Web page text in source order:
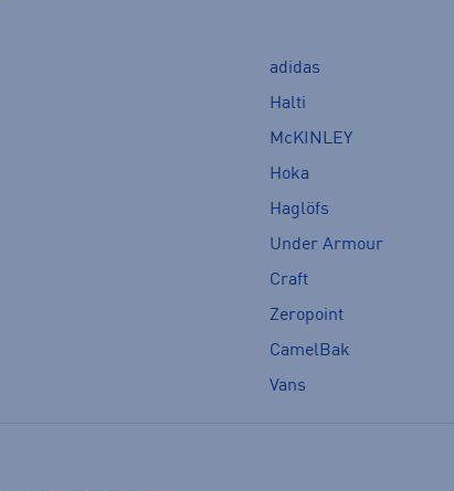
adidas
Halti
McKINLEY
Hoka
Haglöfs
Under Armour
Craft
Zeropoint
CamelBak
Vans